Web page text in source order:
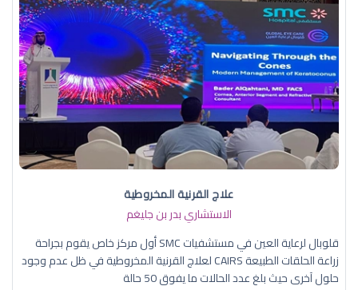
علاج القرنية المخروطية
الاستشاري بدر بن جليغم
قلوبال لرعاية العين في مستشفيات SMC أول مركز خاص يقوم بجراحة
زراعة الحلقات الطبيعة CAIRS لعلاج القرنية المخروطية في ظل عدم وجود
حلول آخرى حيث بلغ عدد الحالات ما يفوق 50 حالة